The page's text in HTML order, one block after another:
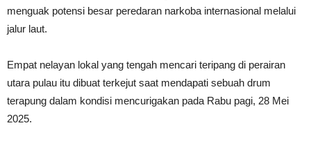
menguak potensi besar peredaran narkoba internasional melalui
jalur laut.
Empat nelayan lokal yang tengah mencari teripang di perairan
utara pulau itu dibuat terkejut saat mendapati sebuah drum
terapung dalam kondisi mencurigakan pada Rabu pagi, 28 Mei
2025.